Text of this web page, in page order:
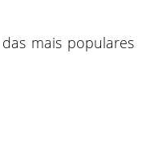
mais populares